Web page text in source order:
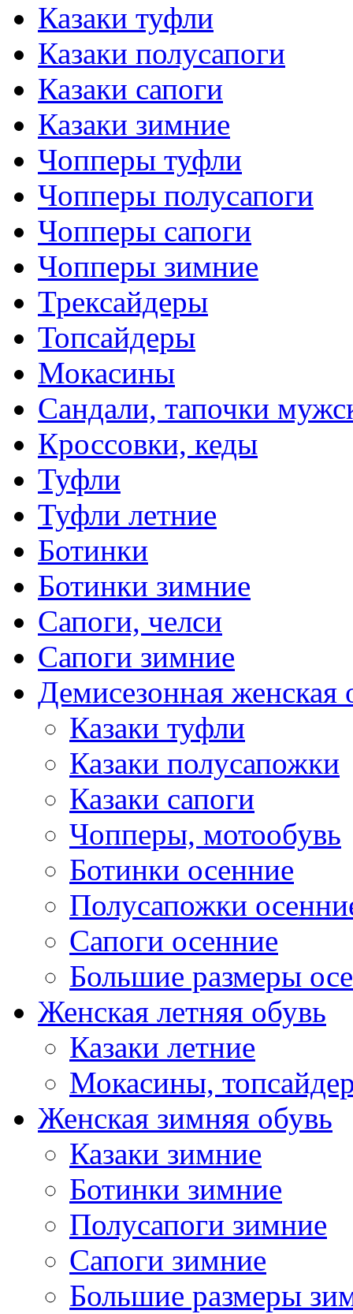
Казаки туфли
Казаки полусапоги
Казаки сапоги
Казаки зимние
Чопперы туфли
Чопперы полусапоги
Чопперы сапоги
Чопперы зимние
Трексайдеры
Топсайдеры
Мокасины
Сандали, тапочки
Кроссовки, кеды
Туфли
Туфли летние
Ботинки
Ботинки зимние
Сапоги, челси
Сапоги зимние
Демисезонная женская
Казаки туфли
Казаки полусапожки
Казаки сапоги
Чопперы, мотообувь
Ботинки осенние
Полусапожки
Сапоги осенние
Большие размеры
Женская летняя обувь
Казаки летние
Мокасины,
Женская зимняя обувь
Казаки зимние
Ботинки зимние
Полусапоги зимние
Сапоги зимние
Большие размеры